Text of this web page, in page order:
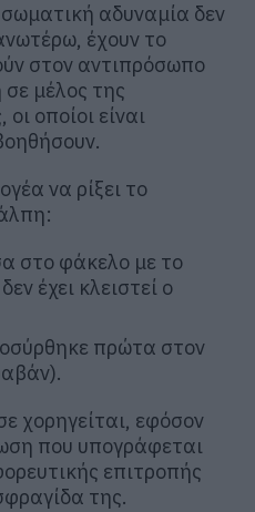
σωματική αδυναμία δεν
έχουν το
στον αντιπρόσωπο
μέλος της
οποίοι είναι
να ρίξει το
στο φάκελο με το
έχει κλειστεί ο
πρώτα στον
χορηγείται, εφόσον
που υπογράφεται
επιτροπής
της.